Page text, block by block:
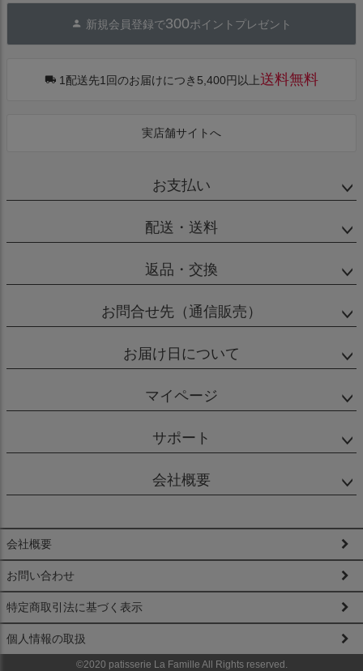
へ
新規会員登録で300ポイントプレゼント
1配送先1回のお届けにつき5,400円以上送料無料
実店舗サイトへ
お支払い
配送・送料
返品・交換
お問合せ先（通信販売）
お届け日について
マイページ
サポート
会社概要
会社概要
お問い合わせ
特定商取引法に基づく表示
個人情報の取扱
©2020 patisserie La Famille All Rights reserved.